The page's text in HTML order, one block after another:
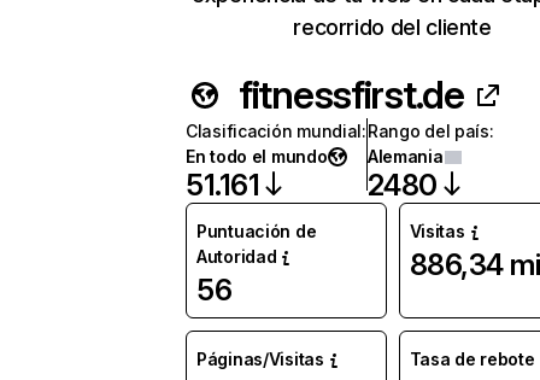
recorrido del cliente
fitnessfirst.de
Clasificación mundial:
En todo el mundo
51.161
Rango del país:
Alemania
2480
Puntuación de
Autoridad
56
Visitas
886,34
Páginas/Visitas Tasa de rebote